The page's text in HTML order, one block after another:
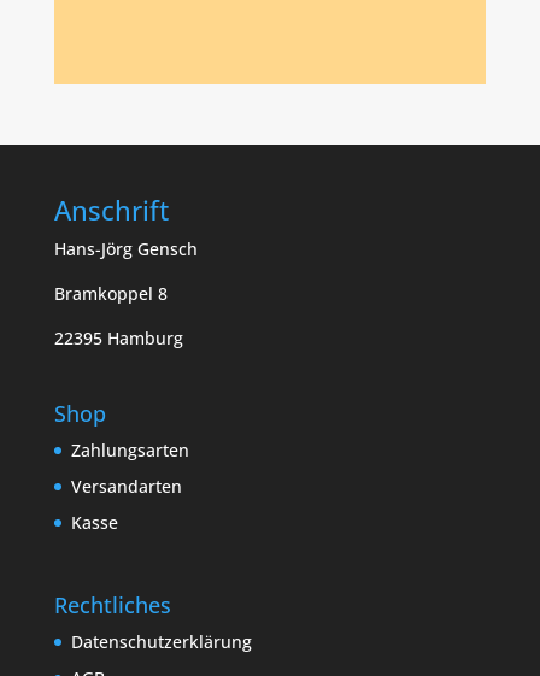
Anschrift
Hans-Jörg Gensch
Bramkoppel 8
22395 Hamburg
Shop
Zahlungsarten
Versandarten
Kasse
Rechtliches
Datenschutzerklärung